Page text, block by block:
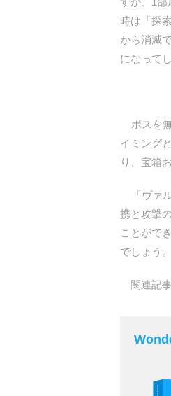
時は「探
から消滅
になって
ボスを無
イミング
り、宝箱
「ヴァル
携と攻撃
ことがで
でしょう。
関連記事